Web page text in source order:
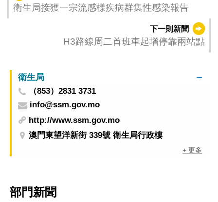
衛生局接獲一宗流感樣疾病群集性感染報告
下一則新聞
H3路線周二首班車起增停靠兩站點
衛生局
（853）2831 3731
info@ssm.gov.mo
http://www.ssm.gov.mo
澳門東望洋新街 339號 衛生局行政樓
+ 更多
部門新聞